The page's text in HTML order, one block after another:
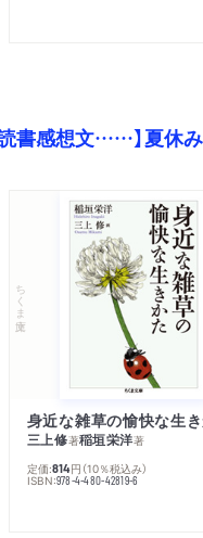
書感想文……】夏休
ちくま文庫
身近な雑草の愉快な生
三上修著稲垣栄洋著
定価:814円 （10％税込み）
ISBN:978-4-480-42819-6